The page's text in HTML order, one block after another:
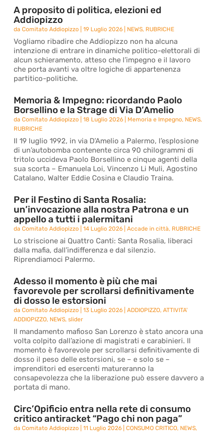
A proposito di politica, elezioni ed
Addiopizzo
daComitato Addiopizzo |19 Luglio 2026 NEWS, RUBRICHE
Vogliamo ribadire che Addiopizzo non ha alcuna
intenzione di entrare in dinamiche politico-elettorali di
alcun schieramento, atteso che l’impegno e il lavoro
che porta avanti va oltre logiche di appartenenza
partitico-politiche.
Memoria & Impegno: ricordando Paolo
Borsellino e la Strage di Via D’Amelio
daComitato Addiopizzo |18 Luglio 2026 Memoria e Impegno, NEWS,
RUBRICHE
Il 19 luglio 1992, in via D’Amelio a Palermo, l’esplosione
di un’autobomba contenente circa 90 chilogrammi di
tritolo uccideva Paolo Borsellino e cinque agenti della
sua scorta – Emanuela Loi, Vincenzo Li Muli, Agostino
Catalano, Walter Eddie Cosina e Claudio Traina.
Per il Festino di Santa Rosalia:
un’invocazione alla nostra Patrona e un
appello a tutti i palermitani
daComitato Addiopizzo |14 Luglio 2026 |Accade in città, RUBRICHE
Lo striscione ai Quattro Canti: Santa Rosalia, liberaci
dalla mafia, dall’indifferenza e dal silenzio.
Riprendiamoci Palermo.
Adesso il momento è più che mai
favorevole per scrollarsi definitivamente
di dosso le estorsioni
daComitato Addiopizzo |13 Luglio 2026 |ADDIOPIZZO,ATTIVITA'
ADDIOPIZZO, NEWS,slider
Il mandamento mafioso San Lorenzo è stato ancora una
volta colpito dall’azione di magistrati e carabinieri. Il
momento è favorevole per scrollarsi definitivamente di
dosso il peso delle estorsioni, se – e solo se –
imprenditori ed esercenti matureranno la
consapevolezza che la liberazione può essere davvero a
portata di mano.
Circ’Opificio entra nella rete di consumo
critico antiracket “Pago chi non paga”
daComitato Addiopizzo |11 Luglio 2026 |CONSUMO CRITICO, NEWS,